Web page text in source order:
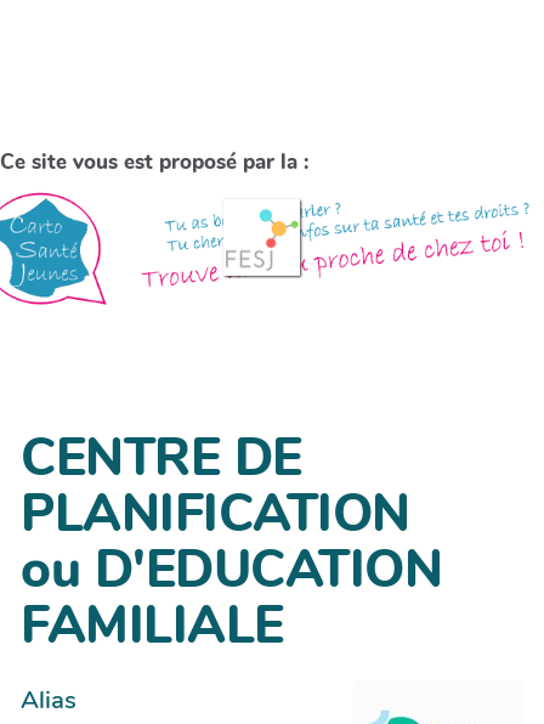
Ce site vous est proposé par la :
CENTRE DE
PLANIFICATION
ou D'EDUCATION
FAMILIALE
Alias